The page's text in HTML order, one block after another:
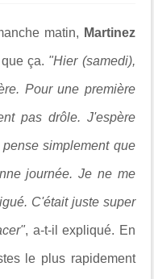
matin, Martinez
ça. "Hier (samedi),
Pour une première
pas drôle. J'espère
simplement que
journée. Je ne me
C'était juste super
, a-t-il expliqué. En
le plus rapidement